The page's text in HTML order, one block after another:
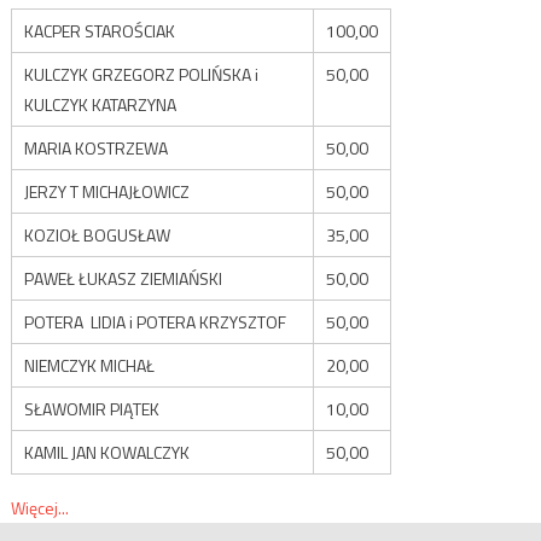
KACPER STAROŚCIAK
100,00
KULCZYK GRZEGORZ POLIŃSKA i
KULCZYK KATARZYNA
50,00
MARIA KOSTRZEWA
50,00
JERZY T MICHAJŁOWICZ
50,00
KOZIOŁ BOGUSŁAW
35,00
PAWEŁ ŁUKASZ ZIEMIAŃSKI
50,00
POTERA LIDIA i POTERA KRZYSZTOF
50,00
NIEMCZYK MICHAŁ
20,00
SŁAWOMIR PIĄTEK
10,00
KAMIL JAN KOWALCZYK
50,00
Więcej...